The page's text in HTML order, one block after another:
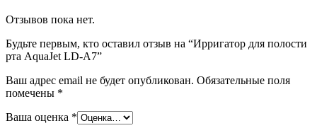
Отзывов пока нет.
Будьте первым, кто оставил отзыв на “Ирригатор для полости
рта AquaJet LD-A7”
Ваш адрес email не будет опубликован. Обязательные поля
помечены *
Ваша оценка *